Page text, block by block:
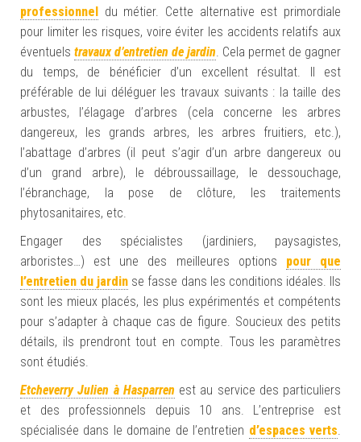
professionnel du métier. Cette alternative est primordiale
pour limiter les risques, voire éviter les accidents relatifs aux
éventuels travaux d’entretien de jardin. Cela permet de gagner
du temps, de bénéficier d’un excellent résultat. Il est
préférable de lui déléguer les travaux suivants : la taille des
arbustes, l’élagage d’arbres (cela concerne les arbres
dangereux, les grands arbres, les arbres fruitiers, etc.),
l’abattage d’arbres (il peut s’agir d’un arbre dangereux ou
d’un grand arbre), le débroussaillage, le dessouchage,
l’ébranchage, la pose de clôture, les traitements
phytosanitaires, etc.
Engager des spécialistes (jardiniers, paysagistes,
arboristes…) est une des meilleures options pour que
l’entretien du jardin se fasse dans les conditions idéales. Ils
sont les mieux placés, les plus expérimentés et compétents
pour s’adapter à chaque cas de figure. Soucieux des petits
détails, ils prendront tout en compte. Tous les paramètres
sont étudiés.
Etcheverry Julien à Hasparren est au service des particuliers
et des professionnels depuis 10 ans. L’entreprise est
spécialisée dans le domaine de l’entretien d’espaces verts.